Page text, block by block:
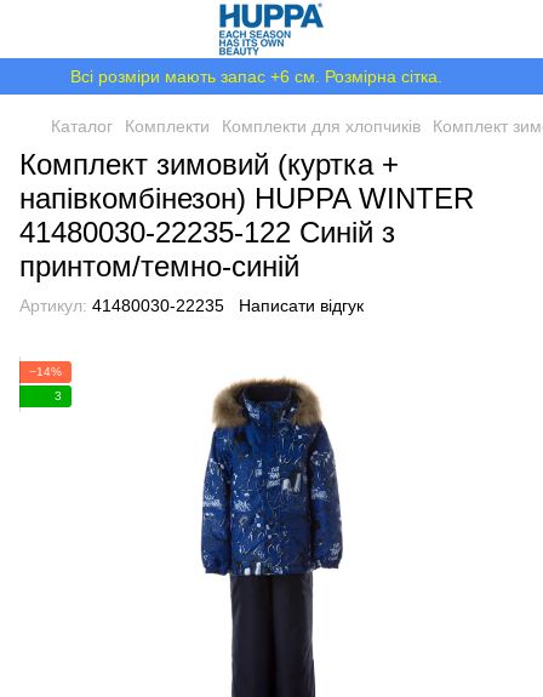
Всі розміри мають запас +6 см. Розмірна сітка.
Каталог Комплекти Комплекти для хлопчиків Комплект
Комплект зимовий (куртка +
напівкомбінезон) HUPPA WINTER
41480030-22235-122 Синій з
принтом/темно-синій
Артикул: 41480030-22235 Написати відгук
−14%
3